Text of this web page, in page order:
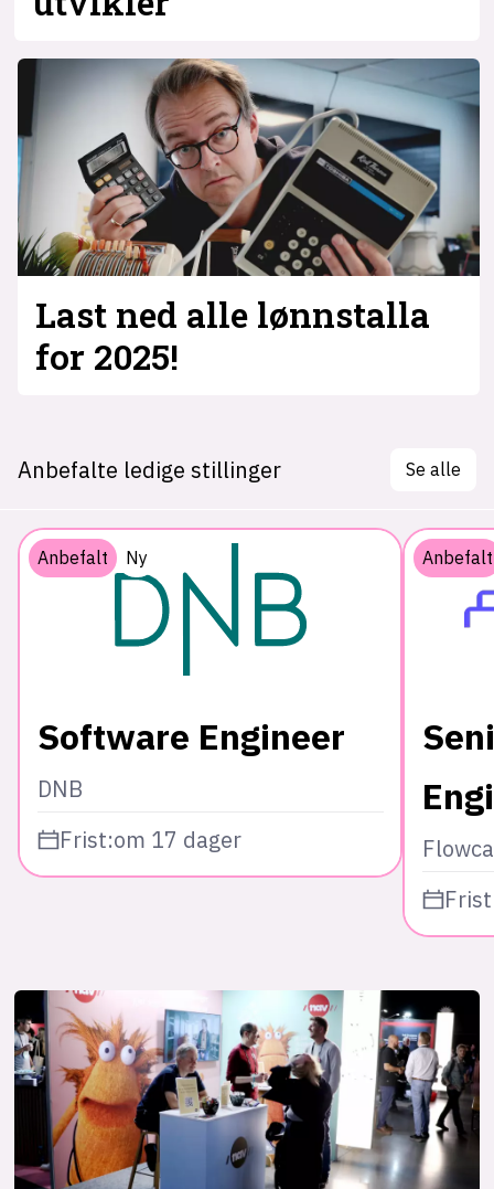
Last ned alle lønnstalla
for 2025!
Anbefalte ledige stillinger Se alle
Anbefalt Ny
Software Engineer
DNB
Frist:om 17 dager
Anbefalt